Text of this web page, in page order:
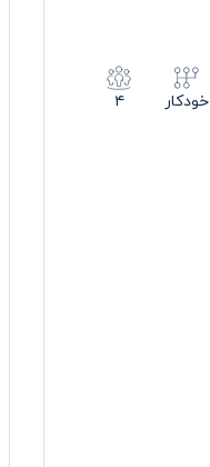
۴ خودکار